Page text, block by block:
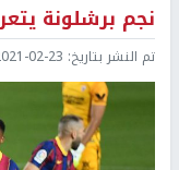
نجم برشلونة
تم النشر بتاريخ: 02-23 16:07